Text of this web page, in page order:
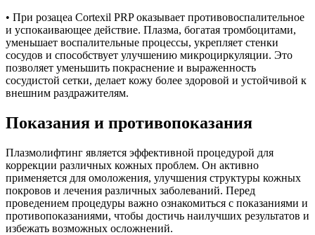
• При розацеа Cortexil PRP оказывает противовоспалительное
и успокаивающее действие. Плазма, богатая тромбоцитами,
уменьшает воспалительные процессы, укрепляет стенки
сосудов и способствует улучшению микроциркуляции. Это
позволяет уменьшить покраснение и выраженность
сосудистой сетки, делает кожу более здоровой и устойчивой к
внешним раздражителям.
Показания и противопоказания
Плазмолифтинг является эффективной процедурой для
коррекции различных кожных проблем. Он активно
применяется для омоложения, улучшения структуры кожных
покровов и лечения различных заболеваний. Перед
проведением процедуры важно ознакомиться с показаниями и
противопоказаниями, чтобы достичь наилучших результатов и
избежать возможных осложнений.